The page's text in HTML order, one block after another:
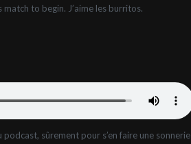
to begin. J’aime les burritos.
sûrement pour s’en faire une sonnerie